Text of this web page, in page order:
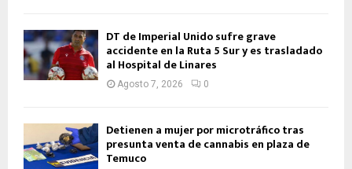
DT de Imperial Unido sufre grave
accidente en la Ruta 5 Sur y es trasladado
al Hospital de Linares
Agosto 7, 2026 0
Detienen a mujer por microtráfico tras
presunta venta de cannabis en plaza de
Temuco